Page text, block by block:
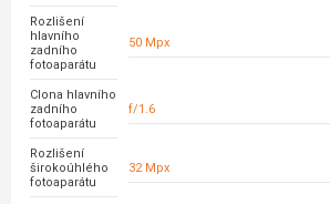
Rozlišení
hlavního
zadního
fotoaparátu
50 Mpx
Clona hlavního
zadního
fotoaparátu
f/1.6
Rozlišení
širokoúhlého
fotoaparátu
32 Mpx